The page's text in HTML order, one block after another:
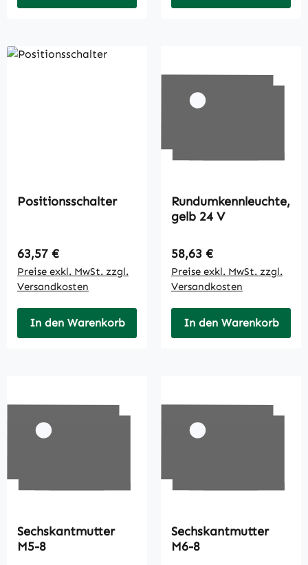
Positionsschalter
Regulärer Preis:
63,57 €
Preise exkl. MwSt. zzgl.
Versandkosten
In den Warenkorb
Rundumkennleuchte,
gelb 24 V
Regulärer Preis:
58,63 €
Preise exkl. MwSt. zzgl.
Versandkosten
In den Warenkorb
Sechskantmutter
M5-8
Sechskantmutter
M6-8